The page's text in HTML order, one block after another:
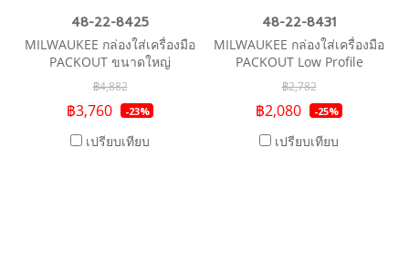
48-22-8425
MILWAUKEE กล่องใส่เครื่องมือ
PACKOUT ขนาดใหญ่
฿4,882
฿3,760 -23%
เปรียบเทียบ
48-22-8431
MILWAUKEE กล่องใส่เครื่องมือ
PACKOUT Low Profile
Organizer
฿2,782
฿2,080 -25%
เปรียบเทียบ